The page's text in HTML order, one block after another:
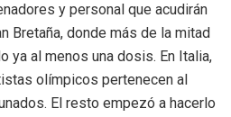
y personal que acudirán
Bretaña, donde más de la mitad
ya al menos una dosis. En Italia,
olímpicos pertenecen al
El resto empezó a hacerlo